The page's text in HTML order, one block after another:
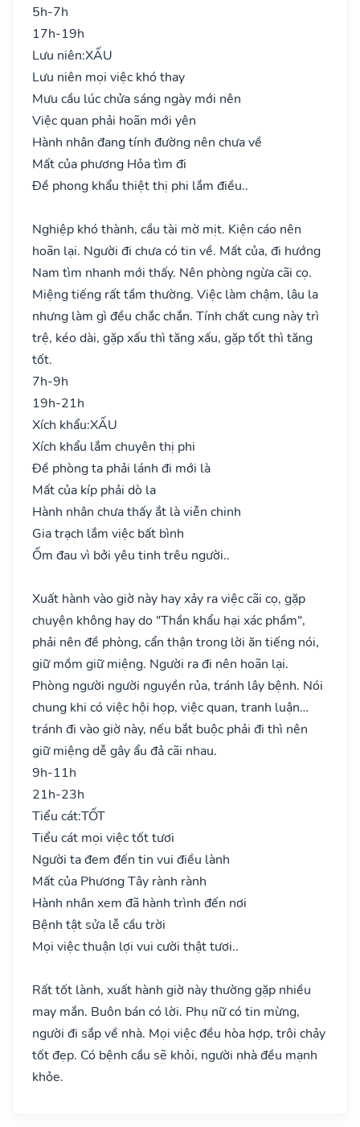
5h-7h
17h-19h
Lưu niên:XẤU
Lưu niên mọi việc khó thay
Mưu cầu lúc chửa sáng ngày mới nên
Việc quan phải hoãn mới yên
Hành nhân đang tính đường nên chưa về
Mất của phương Hỏa tìm đi
Đề phong khẩu thiệt thị phi lắm điều..
Nghiệp khó thành, cầu tài mờ mịt. Kiện cáo nên
hoãn lại. Người đi chưa có tin về. Mất của, đi hướng
Nam tìm nhanh mới thấy. Nên phòng ngừa cãi cọ.
Miệng tiếng rất tầm thường. Việc làm chậm, lâu la
nhưng làm gì đều chắc chắn. Tính chất cung này trì
trệ, kéo dài, gặp xấu thì tăng xấu, gặp tốt thì tăng
tốt.
7h-9h
19h-21h
Xích khẩu:XẤU
Xích khẩu lắm chuyên thị phi
Đề phòng ta phải lánh đi mới là
Mất của kíp phải dò la
Hành nhân chưa thấy ắt là viễn chinh
Gia trạch lắm việc bất bình
Ốm đau vì bởi yêu tinh trêu người..
Xuất hành vào giờ này hay xảy ra việc cãi cọ, gặp
chuyện không hay do "Thần khẩu hại xác phầm",
phải nên đề phòng, cẩn thận trong lời ăn tiếng nói,
giữ mồm giữ miệng. Người ra đi nên hoãn lại.
Phòng người người nguyền rủa, tránh lây bệnh. Nói
chung khi có việc hội họp, việc quan, tranh luận…
tránh đi vào giờ này, nếu bắt buộc phải đi thì nên
giữ miệng dễ gây ẩu đả cãi nhau.
9h-11h
21h-23h
Tiểu cát:TỐT
Tiểu cát mọi việc tốt tươi
Người ta đem đến tin vui điều lành
Mất của Phương Tây rành rành
Hành nhân xem đã hành trình đến nơi
Bệnh tật sửa lễ cầu trời
Mọi việc thuận lợi vui cười thật tươi..
Rất tốt lành, xuất hành giờ này thường gặp nhiều
may mắn. Buôn bán có lời. Phụ nữ có tin mừng,
người đi sắp về nhà. Mọi việc đều hòa hợp, trôi chảy
tốt đẹp. Có bệnh cầu sẽ khỏi, người nhà đều mạnh
khỏe.